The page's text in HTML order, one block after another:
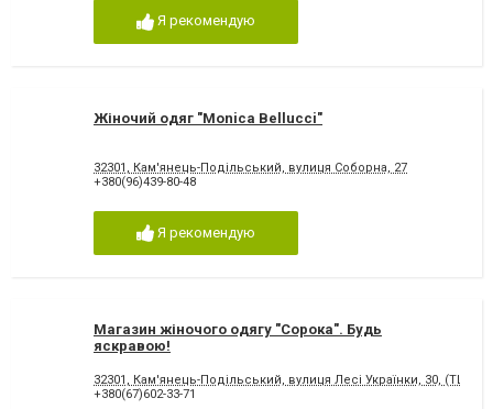
Я рекомендую
Жіночий одяг "Monica Bellucci"
32301, Кам'янець-Подільський, вулиця Соборна, 27
+380(96)439-80-48
Я рекомендую
Магазин жіночого одягу "Сорока". Будь
яскравою!
32301, Кам'янець-Подільський, вулиця Лесі Українки, 30, (ТЦ
+380(67)602-33-71